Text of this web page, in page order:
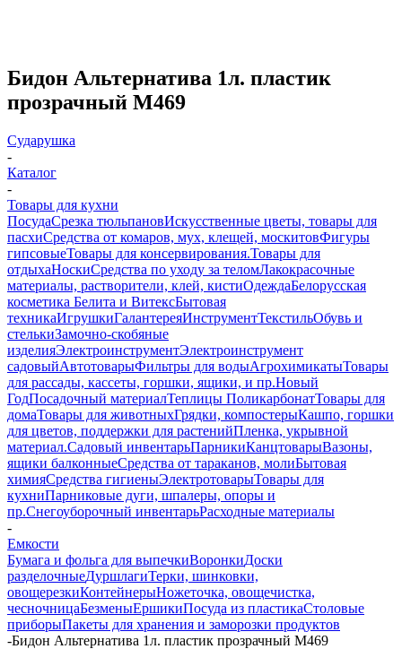
Бидон Альтернатива 1л. пластик
прозрачный М469
Сударушка
-
Каталог
-
Товары для кухни
ПосудаСрезка тюльпановИскусственные цветы, товары для
пасхиСредства от комаров, мух, клещей, москитовФигуры
гипсовыеТовары для консервирования.Товары для
отдыхаНоскиСредства по уходу за теломЛакокрасочные
материалы, растворители, клей, кистиОдеждаБелорусская
косметика Белита и ВитексБытовая
техникаИгрушкиГалантереяИнструментТекстильОбувь и
стелькиЗамочно-скобяные
изделияЭлектроинструментЭлектроинструмент
садовыйАвтотоварыФильтры для водыАгрохимикатыТовары
для рассады, кассеты, горшки, ящики, и пр.Новый
ГодПосадочный материалТеплицы ПоликарбонатТовары для
домаТовары для животныхГрядки, компостерыКашпо, горшки
для цветов, поддержки для растенийПленка, укрывной
материал.Садовый инвентарьПарникиКанцтоварыВазоны,
ящики балконныеСредства от тараканов, молиБытовая
химияСредства гигиеныЭлектротоварыТовары для
кухниПарниковые дуги, шпалеры, опоры и
пр.Снегоуборочный инвентарьРасходные материалы
-
Емкости
Бумага и фольга для выпечкиВоронкиДоски
разделочныеДуршлагиТерки, шинковки,
овощерезкиКонтейнерыНожеточка, овощечистка,
чесночницаБезменыЕршикиПосуда из пластикаСтоловые
приборыПакеты для хранения и заморозки продуктов
-Бидон Альтернатива 1л. пластик прозрачный М469